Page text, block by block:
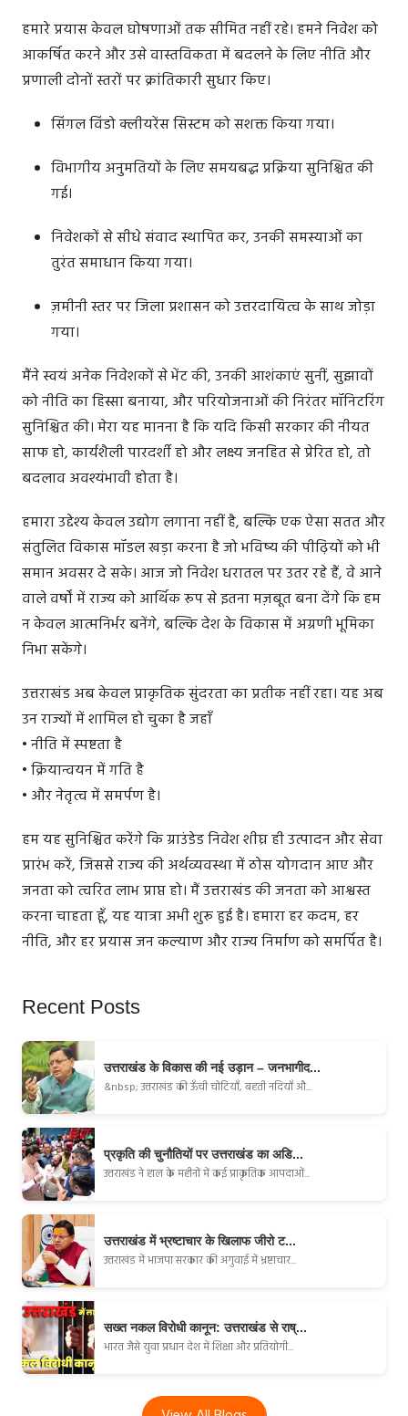
हमारे प्रयास केवल घोषणाओं तक सीमित नहीं रहे। हमने निवेश को
आकर्षित करने और उसे वास्तविकता में बदलने के लिए नीति और
प्रणाली दोनों स्तरों पर क्रांतिकारी सुधार किए।
सिंगल विंडो क्लीयरेंस सिस्टम को सशक्त किया गया।
विभागीय अनुमतियों के लिए समयबद्ध प्रक्रिया सुनिश्चित की
गई।
निवेशकों से सीधे संवाद स्थापित कर, उनकी समस्याओं का
तुरंत समाधान किया गया।
ज़मीनी स्तर पर जिला प्रशासन को उत्तरदायित्व के साथ जोड़ा
गया।
मैंने स्वयं अनेक निवेशकों से भेंट की, उनकी आशंकाएं सुनीं, सुझावों
को नीति का हिस्सा बनाया, और परियोजनाओं की निरंतर मॉनिटरिंग
सुनिश्चित की। मेरा यह मानना है कि यदि किसी सरकार की नीयत
साफ हो, कार्यशैली पारदर्शी हो और लक्ष्य जनहित से प्रेरित हो, तो
बदलाव अवश्यंभावी होता है।
हमारा उद्देश्य केवल उद्योग लगाना नहीं है, बल्कि एक ऐसा सतत और
संतुलित विकास मॉडल खड़ा करना है जो भविष्य की पीढ़ियों को भी
समान अवसर दे सके। आज जो निवेश धरातल पर उतर रहे हैं, वे आने
वाले वर्षों में राज्य को आर्थिक रूप से इतना मज़बूत बना देंगे कि हम
न केवल आत्मनिर्भर बनेंगे, बल्कि देश के विकास में अग्रणी भूमिका
निभा सकेंगे।
उत्तराखंड अब केवल प्राकृतिक सुंदरता का प्रतीक नहीं रहा। यह अब
उन राज्यों में शामिल हो चुका है जहाँ
• नीति में स्पष्टता है
• क्रियान्वयन में गति है
• और नेतृत्व में समर्पण है।
हम यह सुनिश्चित करेंगे कि ग्राउंडेड निवेश शीघ्र ही उत्पादन और सेवा
प्रारंभ करें, जिससे राज्य की अर्थव्यवस्था में ठोस योगदान आए और
जनता को त्वरित लाभ प्राप्त हो। मैं उत्तराखंड की जनता को आश्वस्त
करना चाहता हूँ, यह यात्रा अभी शुरू हुई है। हमारा हर कदम, हर
नीति, और हर प्रयास जन कल्याण और राज्य निर्माण को समर्पित है।
Recent Posts
उत्तराखंड के विकास की नई उड़ान – जनभागीद...
&nbsp; उत्तराखंड की ऊँची चोटियाँ, बहती नदियाँ औ...
प्रकृति की चुनौतियों पर उत्तराखंड का अडि...
उत्तराखंड ने हाल के महीनों में कई प्राकृतिक आपदाओं...
उत्तराखंड में भ्रष्टाचार के खिलाफ जीरो ट...
उत्तराखंड में भाजपा सरकार की अगुवाई में भ्रष्टाचार...
सख्त नकल विरोधी कानून: उत्तराखंड से राष्...
भारत जैसे युवा प्रधान देश में शिक्षा और प्रतियोगी...